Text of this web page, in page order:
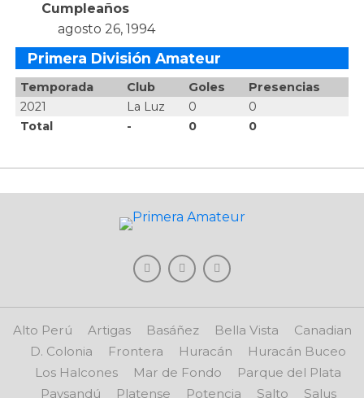
Cumpleaños
agosto 26, 1994
Primera División Amateur
Temporada Club Goles
Presencias
2021
La Luz 0
0
Total
- 0 0
Alto Perú Artigas Basáñez Bella Vista
Canadian
D. Colonia
Frontera Huracán
Huracán Buceo
Los Halcones
Mar de Fondo
Parque del Plata
Paysandú
Platense Potencia Salto Salus